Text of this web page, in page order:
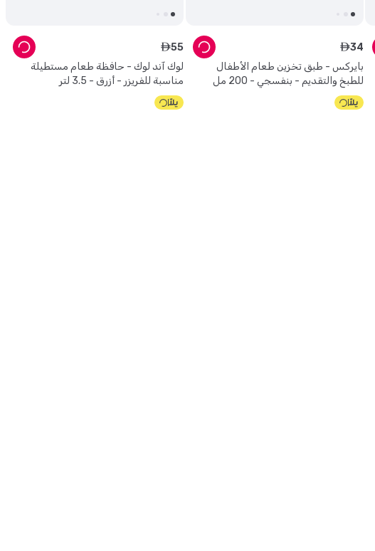
بايركس - طبق تخزين طعام الأطفال
للطبخ والتقديم - بنفسجي - 200 مل
ê34
لوك آند لوك - حافظة طعام مستطيلة
مناسبة للفريزر - أزرق - 3.5 لتر
ê55